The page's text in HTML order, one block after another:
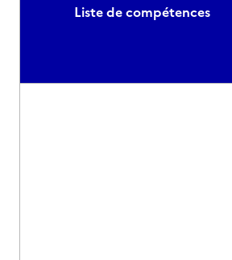
Liste de compétences